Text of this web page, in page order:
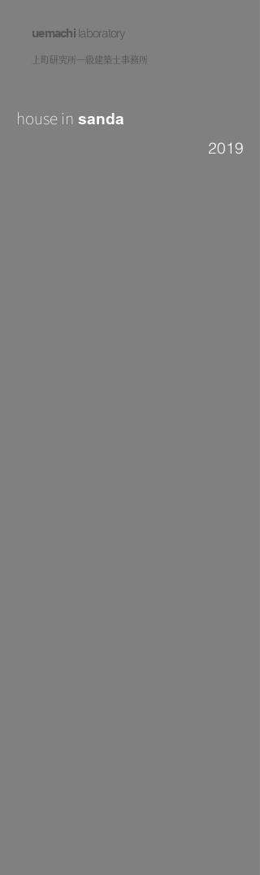
uemachi laboratory
上町研究所一級建築士事務所
house in sanda
2019